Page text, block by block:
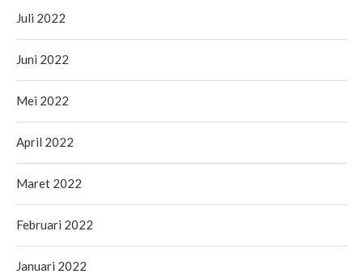
Juli 2022
Juni 2022
Mei 2022
April 2022
Maret 2022
Februari 2022
Januari 2022